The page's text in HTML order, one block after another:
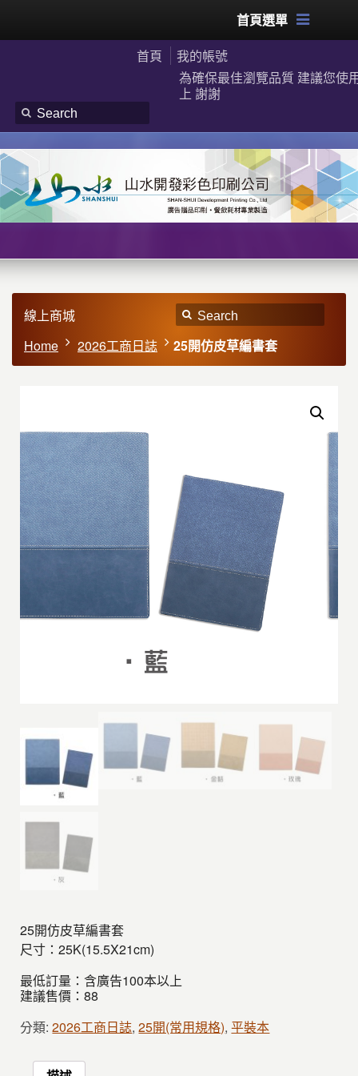
首頁選單
首頁
我的帳號
為確保最佳瀏覽品質 建議您使
上 謝謝
線上商城
Home
2026工商日誌 25開仿皮草編書套
25開仿皮草編書套
尺寸：25K(15.5X21cm)
最低訂量：含廣告100本以上
建議售價：88
分類:2026工商日誌,25開(常用規格),平裝本